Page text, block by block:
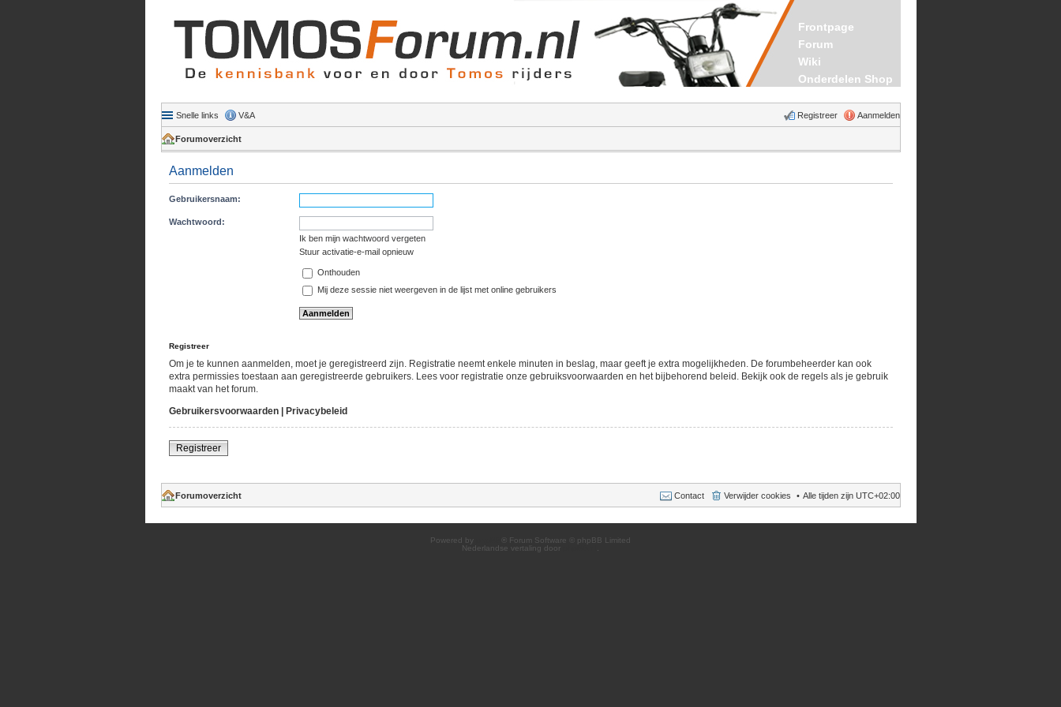
Frontpage
Forum
Wiki
Onderdelen Shop
Snelle links V&A Aanmelden
Registreer
Forumoverzicht
Aanmelden
Gebruikersnaam:
Wachtwoord:
Ik ben mijn wachtwoord vergeten
Stuur activatie-e-mail opnieuw
Onthouden
Mij deze sessie niet weergeven in de lijst met online gebruikers
Registreer
Om je te kunnen aanmelden, moet je geregistreerd zijn. Registratie neemt enkele minuten in beslag, maar geeft je extra mogelijkheden. De forumbeheerder kan ook
extra permissies toestaan aan geregistreerde gebruikers. Lees voor registratie onze gebruiksvoorwaarden en het bijbehorend beleid. Bekijk ook de regels als je gebruik
maakt van het forum.
Gebruikersvoorwaarden| Privacybeleid
Registreer
Forumoverzicht Alle tijden zijn UTC+02:00
Verwijder cookies
Contact
Powered by
® Forum Software © phpBB Limited
Nederlandse vertaling door